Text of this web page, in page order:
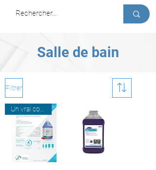
Salle de bain
Filtrer